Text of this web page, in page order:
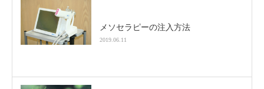
メソセラピーの注入方法
2019.06.11